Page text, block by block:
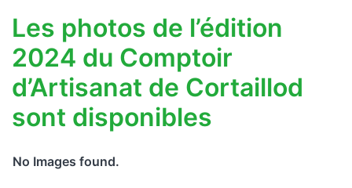
Les photos de l’édition
2024 du Comptoir
d’Artisanat de Cortaillod
sont disponibles
No Images found.